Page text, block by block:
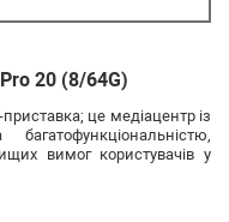
20 (8/64G)
це медіацентр із
вимог користувачів у